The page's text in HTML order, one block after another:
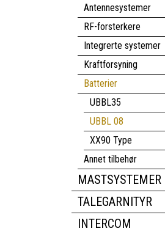
Antennesystemer
RF-forsterkere
Integrerte systemer
Kraftforsyning
Batterier
UBBL35
UBBL 08
XX90 Type
Annet tilbehør
MASTSYSTEMER
TALEGARNITYR
INTERCOM